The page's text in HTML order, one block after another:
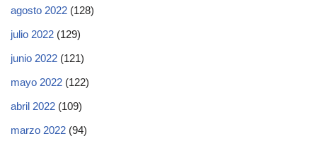
agosto 2022 (128)
julio 2022 (129)
junio 2022 (121)
mayo 2022 (122)
abril 2022 (109)
marzo 2022 (94)